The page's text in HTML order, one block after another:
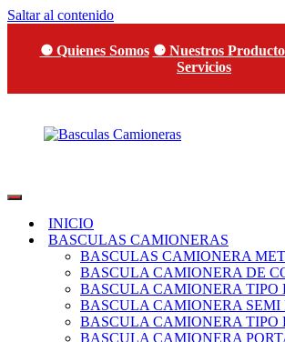
Saltar al contenido
⚈ Quienes Somos ⚈ Nuestros
Servicios
Camioneras
Sistemas
Eléctricos
INICIO
BASCULAS CAMIONERAS
BASCULAS CAMIONERA
BASCULA CAMIONERA DE
BASCULA CAMIONERA TIPO
BASCULA CAMIONERA SEMI
BASCULA CAMIONERA TIPO
BASCULA CAMIONERA